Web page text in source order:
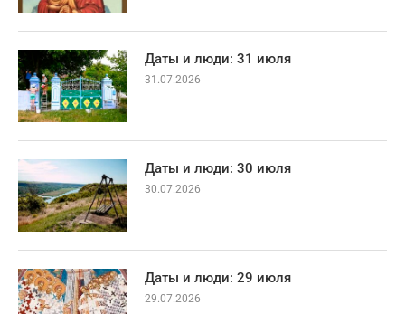
Даты и люди: 31 июля
31.07.2026
Даты и люди: 30 июля
30.07.2026
Даты и люди: 29 июля
29.07.2026